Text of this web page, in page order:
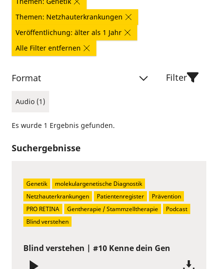
Themen: Netzhauterkrankungen
Veröffentlichung: älter als 1 Jahr
Alle Filter entfernen
Format
Audio (1)
Filter
Es wurde 1 Ergebnis gefunden.
Suchergebnisse
Blind verstehen | #10 Kenne dein Gen
Genetik
molekulargenetische Diagnostik
Netzhauterkrankungen
Patientenregister
Prävention
PRO RETINA
Gentherapie / Stammzelltherapie
Podcast
Blind verstehen